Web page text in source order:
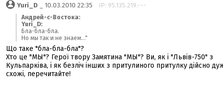
Yuri_D _ 10.03.2010 22:35 IP: 95.135.219.---
Андрей-с-Востока:
Yuri_D:
Бла-бла-бла.
Но мы так и не знаем..."
Що таке "бла-бла-бла"?
Хто це "МЫ"? Герої твору Замятина "МЫ"? Ви, як і "Львів-750" з
Кульпарківа, і як безліч інших з притулиного притулку дійсно
схожі, перечитайте!